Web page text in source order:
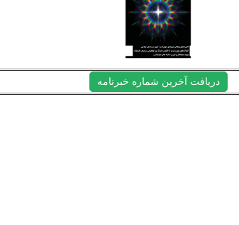
دریافت آخرین شماره خبرنامه